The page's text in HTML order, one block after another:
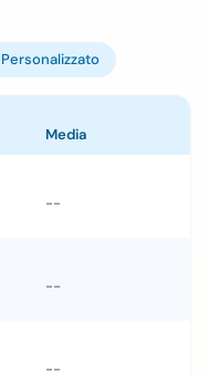
Personalizzato
Media
--
--
--